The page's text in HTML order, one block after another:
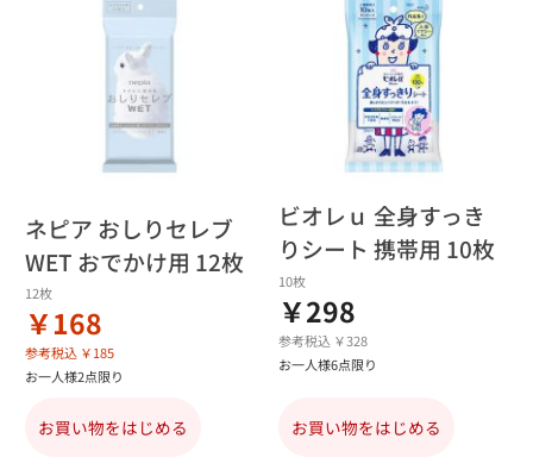
ネピア おしりセレブ
WET おでかけ用 12枚
12枚
￥168
参考税込 ￥185
お一人様2点限り
お買い物をはじめる
ビオレｕ 全身すっき
りシート 携帯用 10枚
10枚
￥298
参考税込 ￥328
お一人様6点限り
お買い物をはじめる